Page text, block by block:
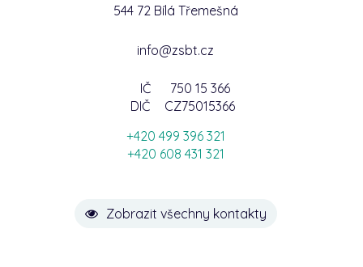
544 72 Bílá Třemešná
info@zsbt.cz
IČ
750 15 366
DIČ
CZ75015366
+420 499 396 321
+420 608 431 321
Zobrazit všechny kontakty